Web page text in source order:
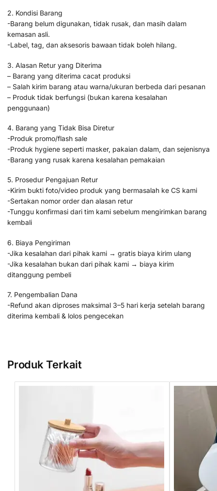
2. Kondisi Barang
-Barang belum digunakan, tidak rusak, dan masih dalam
kemasan asli.
-Label, tag, dan aksesoris bawaan tidak boleh hilang.
3. Alasan Retur yang Diterima
– Barang yang diterima cacat produksi
– Salah kirim barang atau warna/ukuran berbeda dari pesanan
– Produk tidak berfungsi (bukan karena kesalahan
penggunaan)
4. Barang yang Tidak Bisa Diretur
-Produk promo/flash sale
-Produk hygiene seperti masker, pakaian dalam, dan sejenisnya
-Barang yang rusak karena kesalahan pemakaian
5. Prosedur Pengajuan Retur
-Kirim bukti foto/video produk yang bermasalah ke CS kami
-Sertakan nomor order dan alasan retur
-Tunggu konfirmasi dari tim kami sebelum mengirimkan barang
kembali
6. Biaya Pengiriman
-Jika kesalahan dari pihak kami → gratis biaya kirim ulang
-Jika kesalahan bukan dari pihak kami → biaya kirim
ditanggung pembeli
7. Pengembalian Dana
-Refund akan diproses maksimal 3–5 hari kerja setelah barang
diterima kembali & lolos pengecekan
Produk Terkait